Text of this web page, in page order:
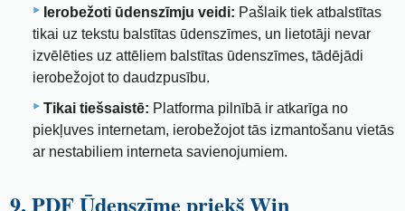
Ierobežoti ūdenszīmju veidi: Pašlaik tiek atbalstītas
tikai uz tekstu balstītas ūdenszīmes, un lietotāji nevar
izvēlēties uz attēliem balstītas ūdenszīmes, tādējādi
ierobežojot to daudzpusību.
Tikai tiešsaistē: Platforma pilnībā ir atkarīga no
piekļuves internetam, ierobežojot tās izmantošanu vietās
ar nestabiliem interneta savienojumiem.
9. PDF Ūdenszīme priekš Win